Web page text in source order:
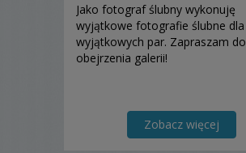
Jako fotograf ślubny wykonuję
wyjątkowe fotografie ślubne dla
wyjątkowych par. Zapraszam do
obejrzenia galerii!
Zobacz więcej